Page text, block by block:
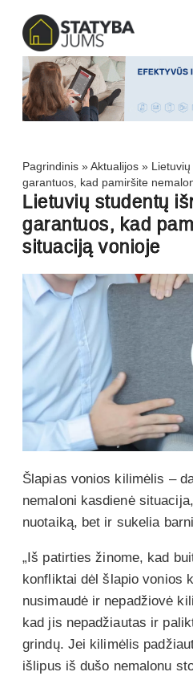
Pagrindinis »Aktualijos »
garantuos, kad pamiršite
Lietuvių studentų
garantuos, kad
situaciją vonioje
Šlapias vonios kilimėlis –
nemaloni kasdienė
nuotaiką, bet ir sukelia
„Iš patirties žinome, kad
konfliktai dėl šlapio vonios
nusimaudė ir nepadžiovė
kad jis nepadžiautas ir
grindų. Jei kilimėlis
išlipus iš dušo nemalonu